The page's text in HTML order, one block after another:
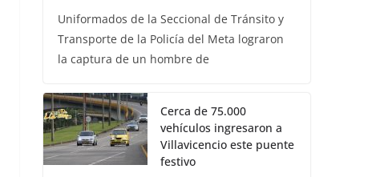
Uniformados de la Seccional de Tránsito y
Transporte de la Policía del Meta lograron
la captura de un hombre de
Cerca de 75.000
vehículos ingresaron a
Villavicencio este puente
festivo